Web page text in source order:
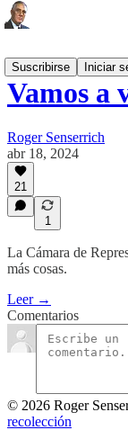
Suscribirse
Iniciar
Vamos a
Roger Senserrich
abr 18, 2024
21
1
La Cámara de
más cosas.
Leer →
Comentarios
© 2026 Roger
recolección